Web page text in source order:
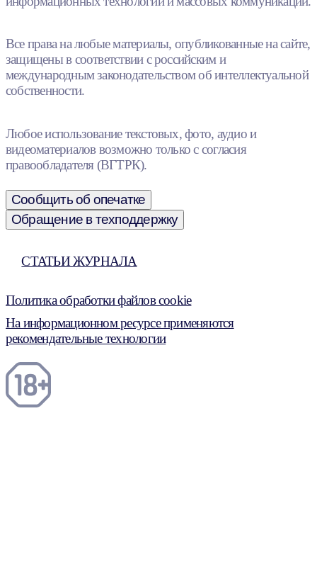
Все права на любые материалы, опубликованные на сайте,
защищены в соответствии с российским и
международным законодательством об интеллектуальной
собственности.
Любое использование текстовых, фото, аудио и
видеоматериалов возможно только с согласия
правообладателя (ВГТРК).
Сообщить об опечатке
Обращение в техподдержку
СТАТЬИ ЖУРНАЛА
Политика обработки файлов cookie
На информационном ресурсе применяются
рекомендательные технологии